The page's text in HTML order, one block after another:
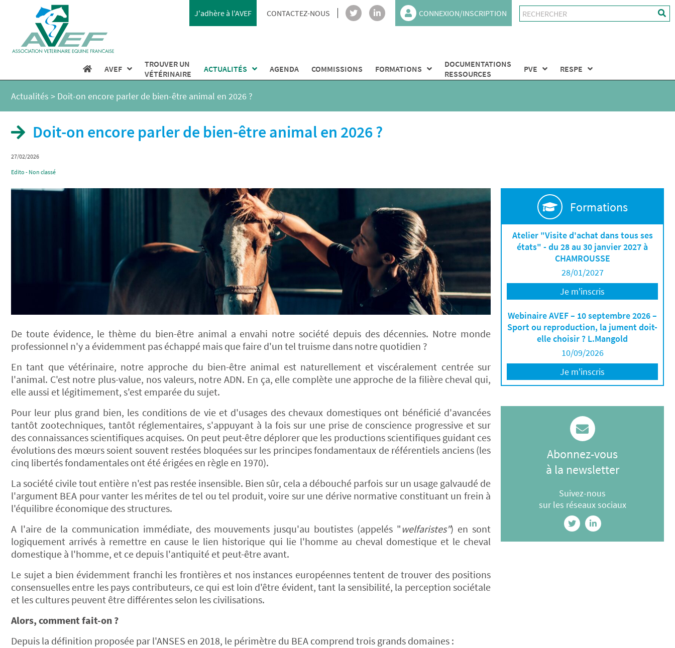
J'adhère à l'AVEF CONTACTEZ-NOUS CONNEXION/INSCRIPTION
AVEF
TROUVER UN
VÉTÉRINAIRE
ACTUALITÉS AGENDA COMMISSIONS FORMATIONS
DOCUMENTATIONS
RESSOURCES
PVE RESPE
Actualités > Doit-on encore parler de bien-être animal en 2026 ?
Doit-on encore parler de bien-être animal en 2026 ?
27/02/2026
Edito - Non classé
De toute évidence, le thème du bien-être animal a envahi notre société depuis des décennies. Notre monde
professionnel n'y a évidemment pas échappé mais que faire d'un tel truisme dans notre quotidien ?
En tant que vétérinaire, notre approche du bien-être animal est naturellement et viscéralement centrée sur
l'animal. C'est notre plus-value, nos valeurs, notre ADN. En ça, elle complète une approche de la filière cheval qui,
elle aussi et légitimement, s'est emparée du sujet.
Pour leur plus grand bien, les conditions de vie et d'usages des chevaux domestiques ont bénéficié d'avancées
tantôt zootechniques, tantôt réglementaires, s'appuyant à la fois sur une prise de conscience progressive et sur
des connaissances scientifiques acquises. On peut peut-être déplorer que les productions scientifiques guidant ces
évolutions des mœurs soient souvent restées bloquées sur les principes fondamentaux de référentiels anciens (les
cinq libertés fondamentales ont été érigées en règle en 1970).
La société civile tout entière n'est pas restée insensible. Bien sûr, cela a débouché parfois sur un usage galvaudé de
l'argument BEA pour vanter les mérites de tel ou tel produit, voire sur une dérive normative constituant un frein à
l'équilibre économique des structures.
A l'aire de la communication immédiate, des mouvements jusqu'au boutistes (appelés " welfaristes") en sont
logiquement arrivés à remettre en cause le lien historique qui lie l'homme au cheval domestique et le cheval
domestique à l'homme, et ce depuis l'antiquité et peut-être avant.
Le sujet a bien évidemment franchi les frontières et nos instances européennes tentent de trouver des positions
consensuelles entre les pays contributeurs, ce qui est loin d'être évident, tant la sensibilité, la perception sociétale
et les cultures peuvent être différentes selon les civilisations.
Alors, comment fait-on ?
Depuis la définition proposée par l'ANSES en 2018, le périmètre du BEA comprend trois grands domaines :
Formations
Atelier "Visite d'achat dans tous ses
états" - du 28 au 30 janvier 2027 à
CHAMROUSSE
28/01/2027
Je m'inscris
Webinaire AVEF – 10 septembre 2026 –
Sport ou reproduction, la jument doit-
elle choisir ? L.Mangold
10/09/2026
Je m'inscris
Abonnez-vous
à la newsletter
Suivez-nous
sur les réseaux sociaux